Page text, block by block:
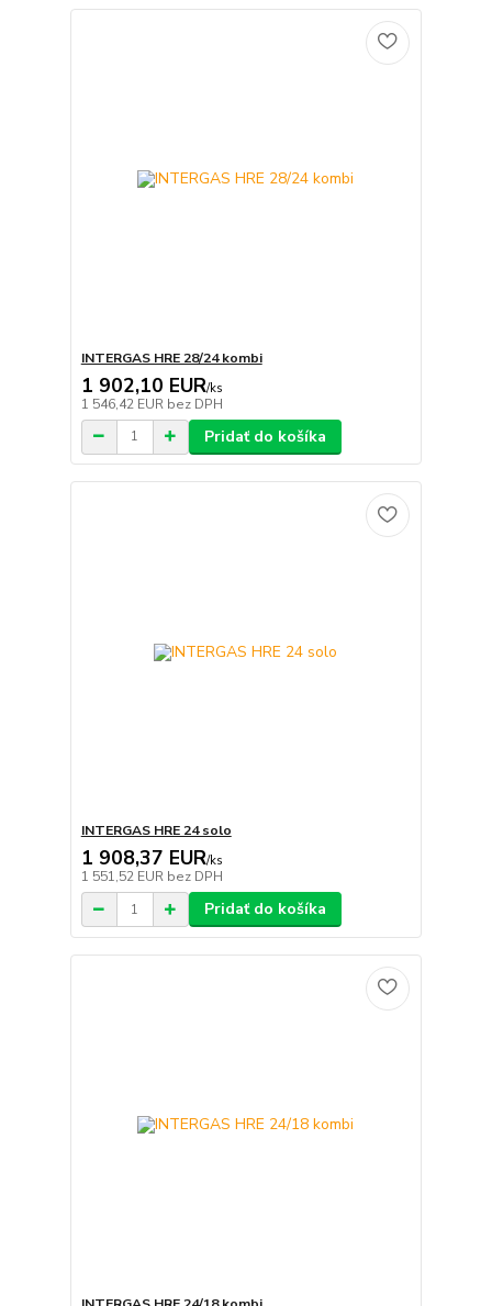
INTERGAS HRE 28/24 kombi
1 902,10 EUR/ks
1 546,42 EUR bez DPH
Pridať do košíka
INTERGAS HRE 24 solo
1 908,37 EUR/ks
1 551,52 EUR bez DPH
Pridať do košíka